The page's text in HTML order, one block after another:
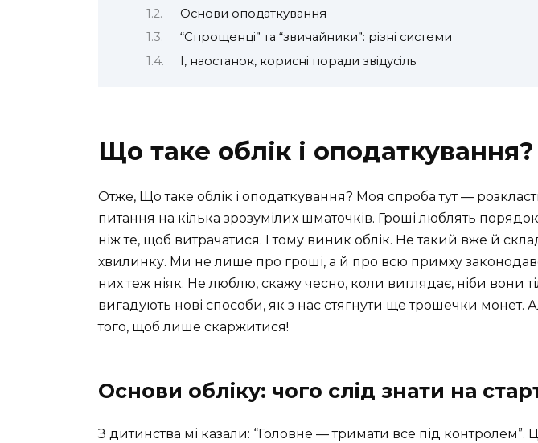
Основи оподаткування
“Спрощенці” та “звичайники”: різні системи
І, наостанок, корисні поради звідусіль
Що таке облік і оподаткування?
Отже, Що таке облік і оподаткування? Моя спроба тут —
питання на кілька зрозумілих шматочків. Гроші люблять
ніж те, щоб витрачатися. І тому виник облік. Не такий вже й
хвилинку. Ми не лише про гроші, а й про всю примху
них теж ніяк. Не люблю, скажу чесно, коли виглядає, ніби вони
вигадують нові способи, як з нас стягнути ще трошечки монет.
того, щоб лише скаржитися!
Основи обліку: чого слід знати на
З дитинства мі казали: “Головне — тримати все під контролем”.